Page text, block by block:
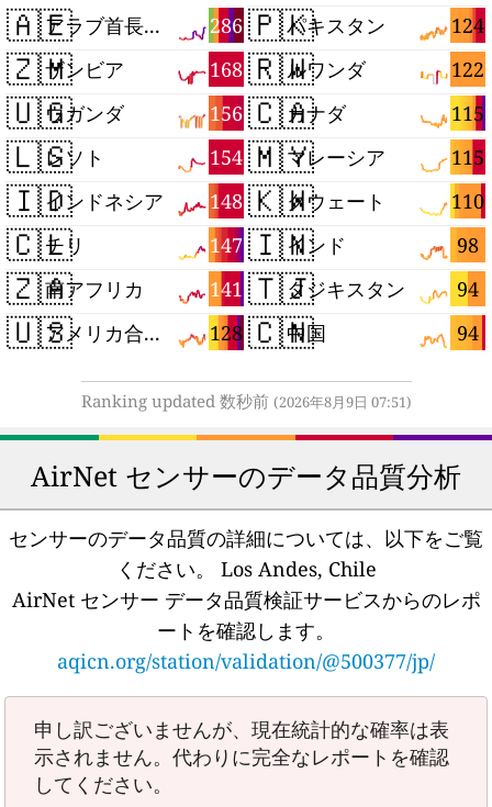
🇦🇪 286
アラブ首長国連邦
🇿🇲 168
ザンビア
🇺🇬 156
ウガンダ
🇱🇸 154
レソト
🇮🇩 148
インドネシア
🇨🇱 147
チリ
🇿🇦 141
南アフリカ
🇺🇸 128
アメリカ合衆国
🇵🇰 124
パキスタン
🇷🇼 122
ルワンダ
🇨🇦 115
カナダ
🇲🇾 115
マレーシア
🇰🇼 110
クウェート
🇮🇳 98
インド
🇹🇯 94
タジキスタン
🇨🇳 94
中国
Ranking updated 数秒前 (2026年8月9日 07:51)
AirNet センサーのデータ品質分析
センサーのデータ品質の詳細については、以下をご覧
ください。
Los Andes, Chile
AirNet センサー データ品質検証サービスからのレポ
ートを確認します。
aqicn.org/station/validation/@500377/jp/
申し訳ございませんが、現在統計的な確率は表
示されません。代わりに完全なレポートを確認
してください。